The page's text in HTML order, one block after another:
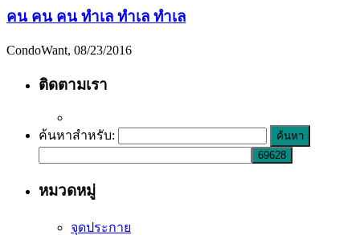
คน คน คน ทำเล ทำเล ทำเล
CondoWant, 08/23/2016
ติดตามเรา
ค้นหาสำหรับ:
หมวดหมู่
จุดประกาย